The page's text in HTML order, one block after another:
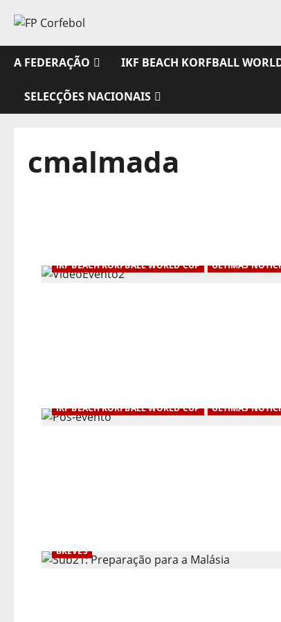
para
o
conteúdo
A FEDERAÇÃO IKF BEACH KORFBALL
SELECÇÕES NACIONAIS
cmalmada
IKF BEACH KORFBALL WORLD CUP ÚLTIMAS
IKF BEACH KORFBALL WORLD CUP ÚLTIMAS
BREVES